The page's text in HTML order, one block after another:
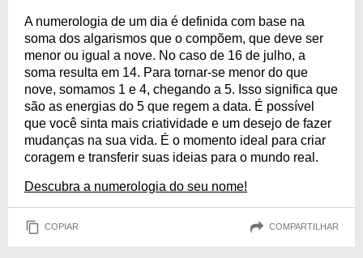
A numerologia de um dia é definida com base na
soma dos algarismos que o compõem, que deve ser
menor ou igual a nove. No caso de 16 de julho, a
soma resulta em 14. Para tornar-se menor do que
nove, somamos 1 e 4, chegando a 5. Isso significa que
são as energias do 5 que regem a data. É possível
que você sinta mais criatividade e um desejo de fazer
mudanças na sua vida. É o momento ideal para criar
coragem e transferir suas ideias para o mundo real.
Descubra a numerologia do seu nome!
COPIAR COMPARTILHAR